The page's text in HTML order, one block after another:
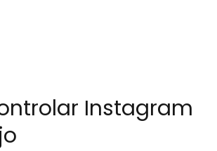
Instagram